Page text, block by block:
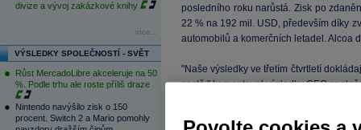
divize a vývoj zakázkové knihy
více...
VÝSLEDKY SPOLEČNOSTÍ - SVĚT
Růst MercadoLibre akceleruje na 50
%. Podle trhu ale roste příliš draze
Nintendo navýšilo zisk o 150
procent. Switch 2 a Mario pomohly
posledního roku narůstá. Zisk po
22 % na 192 mil. USD, především díky
automobilů a komerčních letadel. Alcoa
"Naše výsledky ve třetím čtvrtletí
cestě," komentoval výsledky CEO